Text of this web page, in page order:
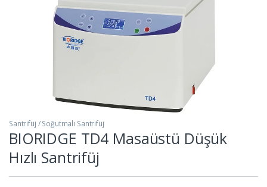
Santrifüj / Soğutmalı Santrifüj
BIORIDGE TD4 Masaüstü Düşük
Hızlı Santrifüj